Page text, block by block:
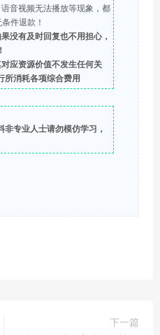
音视频无法播放等现象，都
件退款！
没有及时回复也不用担心，
应资源价值不发生任何关
所消耗各项综合费用
非专业人士请勿模仿学习，
下一篇